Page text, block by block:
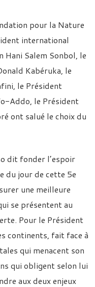
pour la Nature
international
Salem Sonbol, le
Kabéruka, le
le Président
Addo, le Président
ont salué le choix du
dit fonder l’espoir
du jour de cette 5e
une meilleure
se présentent au
Pour le Président
continents, fait face à
qui menacent son
qui obligent selon lui
aux deux enjeux